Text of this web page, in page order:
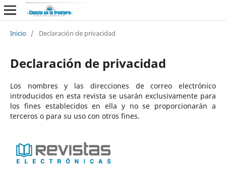
Inicio / Declaración de privacidad
Declaración de privacidad
Los nombres y las direcciones de correo electrónico
introducidos en esta revista se usarán exclusivamente para
los fines establecidos en ella y no se proporcionarán a
terceros o para su uso con otros fines.